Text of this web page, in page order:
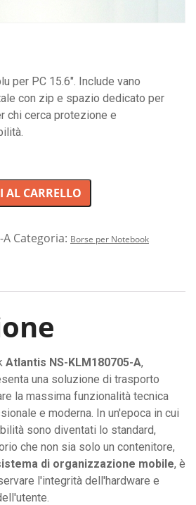
per PC 15.6″. Include vano
con zip e spazio dedicato per
chi cerca protezione e
AL CARRELLO
A Categoria: Borse per Notebook
Atlantis NS-KLM180705-A,
una soluzione di trasporto
la massima funzionalità tecnica
e moderna. In un'epoca in cui
sono diventati lo standard,
che non sia solo un contenitore,
di organizzazione mobile, è
l'integrità dell'hardware e